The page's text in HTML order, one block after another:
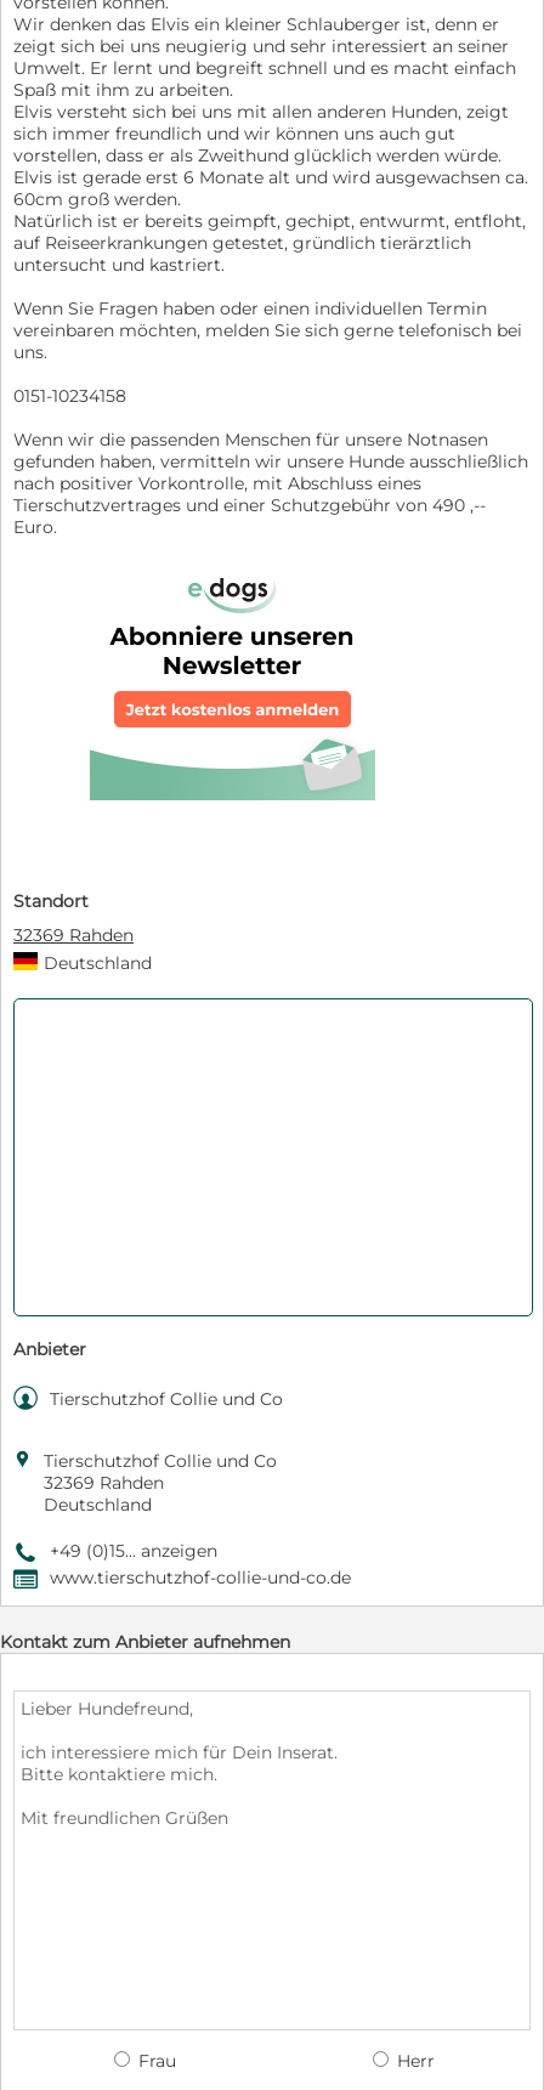
Wir denken das Elvis ein kleiner Schlauberger ist, denn er
zeigt sich bei uns neugierig und sehr interessiert an seiner
Umwelt. Er lernt und begreift schnell und es macht einfach
Spaß mit ihm zu arbeiten.
Elvis versteht sich bei uns mit allen anderen Hunden, zeigt
sich immer freundlich und wir können uns auch gut
vorstellen, dass er als Zweithund glücklich werden würde.
Elvis ist gerade erst 6 Monate alt und wird ausgewachsen ca.
60cm groß werden.
Natürlich ist er bereits geimpft, gechipt, entwurmt, entfloht,
auf Reiseerkrankungen getestet, gründlich tierärztlich
untersucht und kastriert.
Wenn Sie Fragen haben oder einen individuellen Termin
vereinbaren möchten, melden Sie sich gerne telefonisch bei
uns.
0151-10234158
Wenn wir die passenden Menschen für unsere Notnasen
gefunden haben, vermitteln wir unsere Hunde ausschließlich
nach positiver Vorkontrolle, mit Abschluss eines
Tierschutzvertrages und einer Schutzgebühr von 490 ,--
Euro.
Standort
32369 Rahden
Deutschland
Anbieter
 Tierschutzhof Collie und Co

Tierschutzhof Collie und Co
32369 Rahden
Deutschland
9 +49 (0)15... anzeigen
, www.tierschutzhof-collie-und-co.de
Kontakt zum Anbieter aufnehmen
Frau Herr